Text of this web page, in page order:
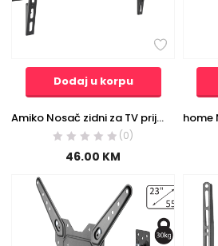
Dodaj u korpu
Amiko Nosač zidni za TV prijemnik 32″ – 64″, 55 kg, 2D – Wallmaster 32-64 Tilt
(0)
46.00 KM